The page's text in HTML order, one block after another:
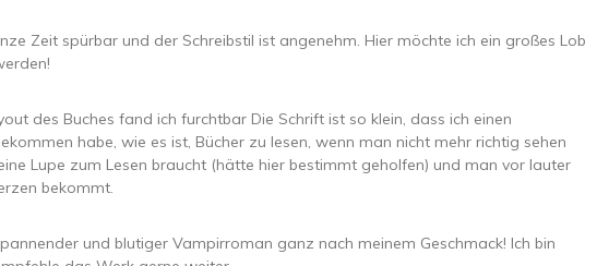
Zeit spürbar und der Schreibstil ist angenehm. Hier möchte ich ein großes Lob
des Buches fand ich furchtbar Die Schrift ist so klein, dass ich einen
habe, wie es ist, Bücher zu lesen, wenn man nicht mehr richtig sehen
Lupe zum Lesen braucht (hätte hier bestimmt geholfen) und man vor lauter
bekommt.
und blutiger Vampirroman ganz nach meinem Geschmack! Ich bin